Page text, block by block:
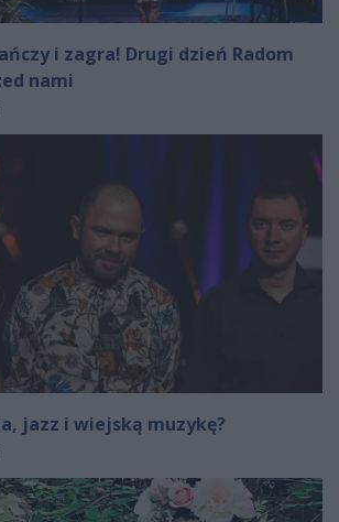
i zagra! Drugi dzień Radom
nami
jazz i wiejską muzykę?